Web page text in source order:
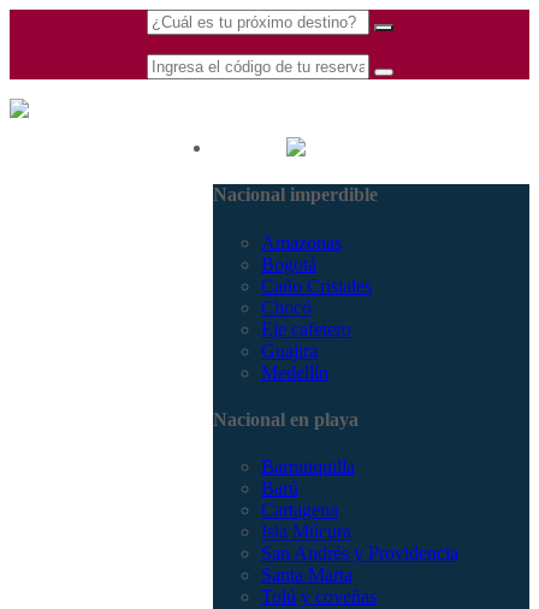
Nacional imperdible
Amazonas
Bogotá
Caño Cristales
Chocó
Eje cafetero
Guajira
Medellín
Nacional en playa
Barranquilla
Barú
Cartagena
Isla Múcura
San Andrés y Providencia
Santa Marta
Tolú y coveñas